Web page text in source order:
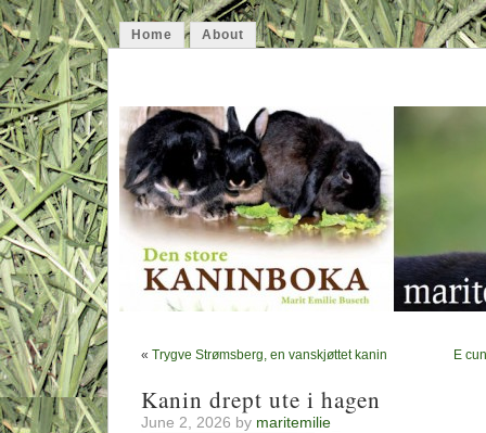
Home About
« Trygve Strømsberg, en vanskjøttet kanin E
Kanin drept ute i hagen
June 2, 2026 by maritemilie